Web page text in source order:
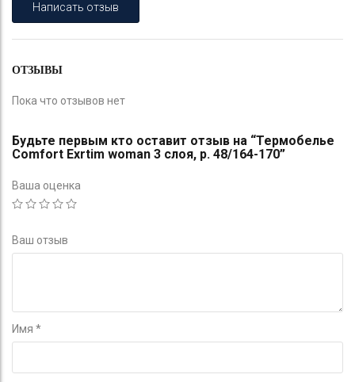
Написать отзыв
ОТЗЫВЫ
Пока что отзывов нет
Будьте первым кто оставит отзыв на “Термобелье
Comfort Exrtim woman 3 слоя, р. 48/164-170”
Ваша оценка
Ваш отзыв
Имя *